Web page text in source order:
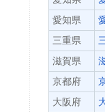
愛知県
三重県
滋賀県
京都府
大阪府